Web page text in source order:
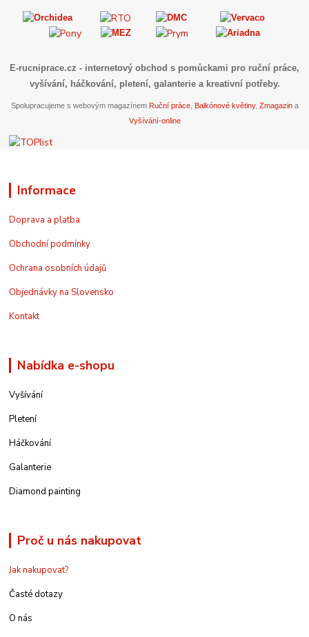
E-rucniprace.cz - internetový obchod s pomůckami pro ruční práce,
vyšívání, háčkování, pletení, galanterie a kreativní potřeby.
Spolupracujeme s webovým magazínem Ruční práce, Balkónové květiny, Zmagazina
Vyšívání-online
Informace
Doprava a platba
Obchodní podmínky
Ochrana osobních údajů
Objednávky na Slovensko
Kontakt
Nabídka e-shopu
Vyšívání
Pletení
Háčkování
Galanterie
Diamond painting
Proč u nás nakupovat
Jak nakupovat?
Časté dotazy
O nás